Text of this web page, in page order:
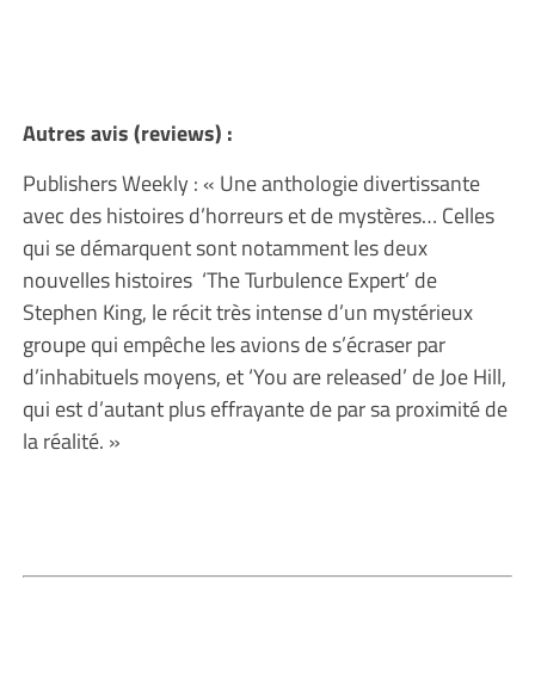
Autres avis (reviews) :
Publishers Weekly : « Une anthologie divertissante
avec des histoires d’horreurs et de mystères… Celles
qui se démarquent sont notamment les deux
nouvelles histoires ‘The Turbulence Expert’ de
Stephen King, le récit très intense d’un mystérieux
groupe qui empêche les avions de s’écraser par
d’inhabituels moyens, et ‘You are released’ de Joe Hill,
qui est d’autant plus effrayante de par sa proximité de
la réalité. »